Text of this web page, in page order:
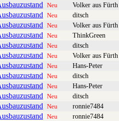
Neu Volker aus Fürth
Neu ditsch
Neu Volker aus Fürth
Neu ThinkGreen
Neu ditsch
Neu Volker aus Fürth
Neu Hans-Peter
Neu ditsch
Neu Hans-Peter
Neu ditsch
Neu ronnie7484
Neu ronnie7484